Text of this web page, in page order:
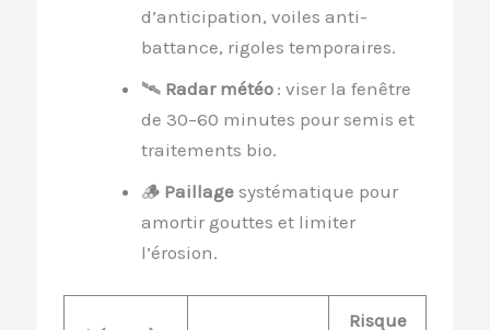
d’anticipation, voiles anti-
battance, rigoles temporaires.
🛰️ Radar météo : viser la fenêtre
de 30–60 minutes pour semis et
traitements bio.
🪵 Paillage systématique pour
amortir gouttes et limiter
l’érosion.
Risque